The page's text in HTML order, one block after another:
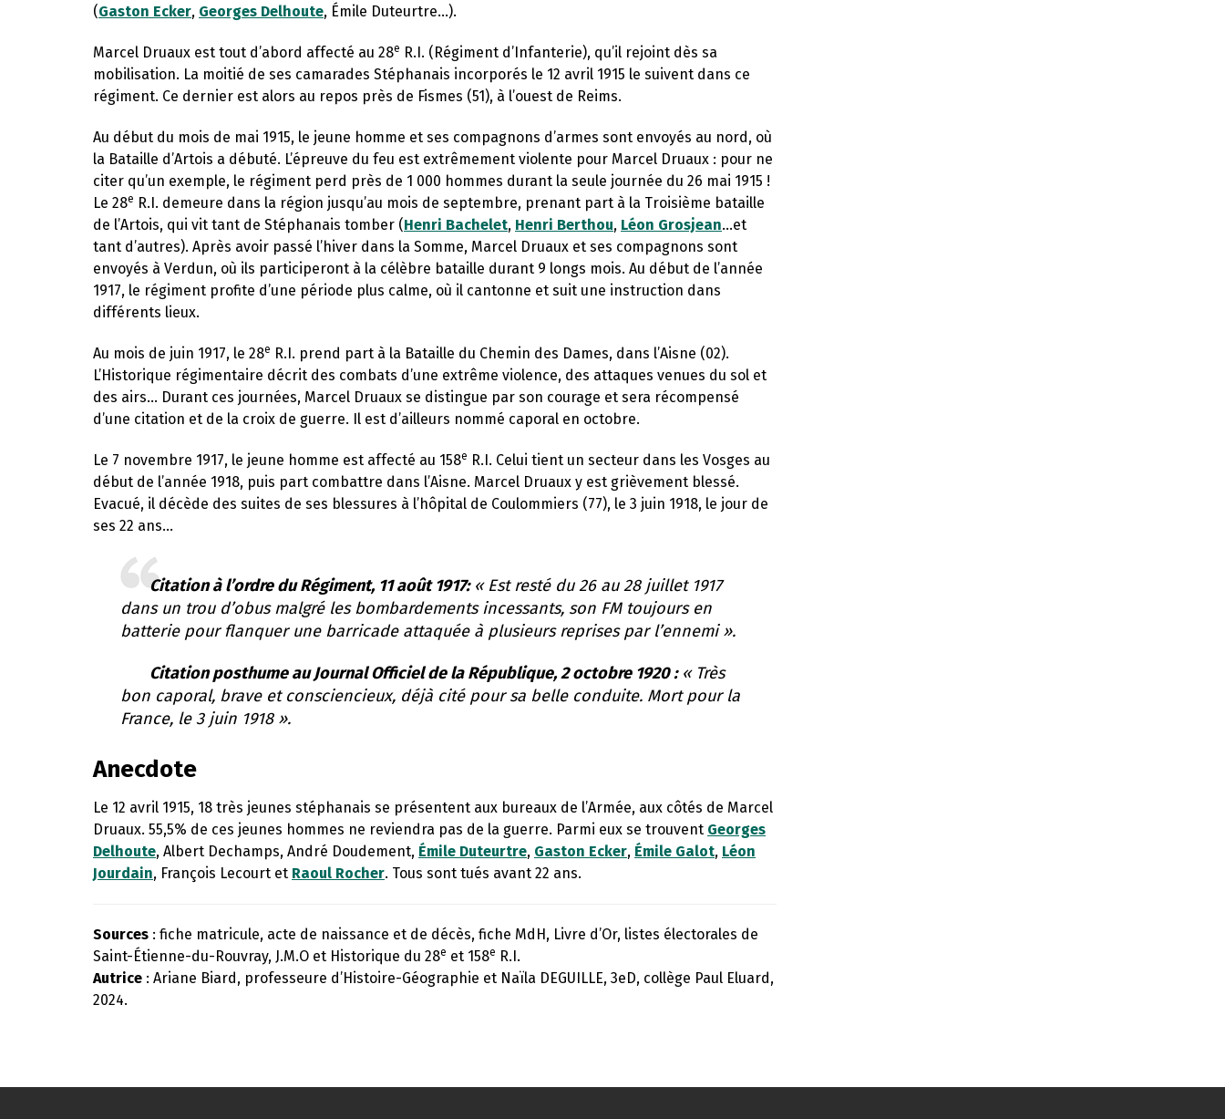
(Gaston Ecker, Georges Delhoute, Émile Duteurtre…).
Marcel Druaux est tout d’abord affecté au 28e R.I. (Régiment d’Infanterie), qu’il rejoint dès sa
mobilisation. La moitié de ses camarades Stéphanais incorporés le 12 avril 1915 le suivent dans ce
régiment. Ce dernier est alors au repos près de Fismes (51), à l’ouest de Reims.
Au début du mois de mai 1915, le jeune homme et ses compagnons d’armes sont envoyés au nord, où
la Bataille d’Artois a débuté. L’épreuve du feu est extrêmement violente pour Marcel Druaux : pour ne
citer qu’un exemple, le régiment perd près de 1 000 hommes durant la seule journée du 26 mai 1915 !
Le 28e R.I. demeure dans la région jusqu’au mois de septembre, prenant part à la Troisième bataille
de l’Artois, qui vit tant de Stéphanais tomber (Henri Bachelet, Henri Berthou, Léon Grosjean…et
tant d’autres). Après avoir passé l’hiver dans la Somme, Marcel Druaux et ses compagnons sont
envoyés à Verdun, où ils participeront à la célèbre bataille durant 9 longs mois. Au début de l’année
1917, le régiment profite d’une période plus calme, où il cantonne et suit une instruction dans
différents lieux.
Au mois de juin 1917, le 28e R.I. prend part à la Bataille du Chemin des Dames, dans l’Aisne (02).
L’Historique régimentaire décrit des combats d’une extrême violence, des attaques venues du sol et
des airs… Durant ces journées, Marcel Druaux se distingue par son courage et sera récompensé
d’une citation et de la croix de guerre. Il est d’ailleurs nommé caporal en octobre.
Le 7 novembre 1917, le jeune homme est affecté au 158e R.I. Celui tient un secteur dans les Vosges au
début de l’année 1918, puis part combattre dans l’Aisne. Marcel Druaux y est grièvement blessé.
Evacué, il décède des suites de ses blessures à l’hôpital de Coulommiers (77), le 3 juin 1918, le jour de
ses 22 ans…
Citation à l’ordre du Régiment, 11 août 1917:« Est resté du 26 au 28 juillet 1917
dans un trou d’obus malgré les bombardements incessants, son FM toujours en
batterie pour flanquer une barricade attaquée à plusieurs reprises par l’ennemi ».
Citation posthume au Journal Officiel de la République, 2 octobre 1920 :« Très
bon caporal, brave et consciencieux, déjà cité pour sa belle conduite. Mort pour la
France, le 3 juin 1918 ».
Anecdote
Le 12 avril 1915, 18 très jeunes stéphanais se présentent aux bureaux de l’Armée, aux côtés de Marcel
Druaux. 55,5% de ces jeunes hommes ne reviendra pas de la guerre. Parmi eux se trouvent Georges
Delhoute, Albert Dechamps, André Doudement, Émile Duteurtre, Gaston Ecker, Émile Galot, Léon
Jourdain, François Lecourt et Raoul Rocher. Tous sont tués avant 22 ans.
Sources : fiche matricule, acte de naissance et de décès, fiche MdH, Livre d’Or, listes électorales de
Saint-Étienne-du-Rouvray, J.M.O et Historique du 28e et 158e R.I.
Autrice : Ariane Biard, professeure d’Histoire-Géographie et Naïla DEGUILLE, 3eD, collège Paul Eluard,
2024.